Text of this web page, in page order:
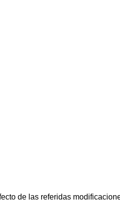
de las referidas